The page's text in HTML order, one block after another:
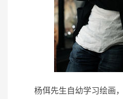
杨佴先生自幼学习绘画